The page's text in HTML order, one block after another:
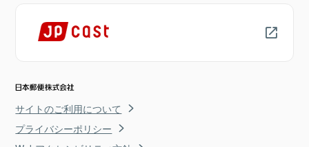
サイトのご利用について
プライバシーポリシー